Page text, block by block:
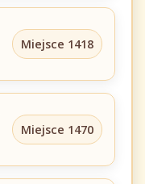
Miejsce 1418
Miejsce 1470